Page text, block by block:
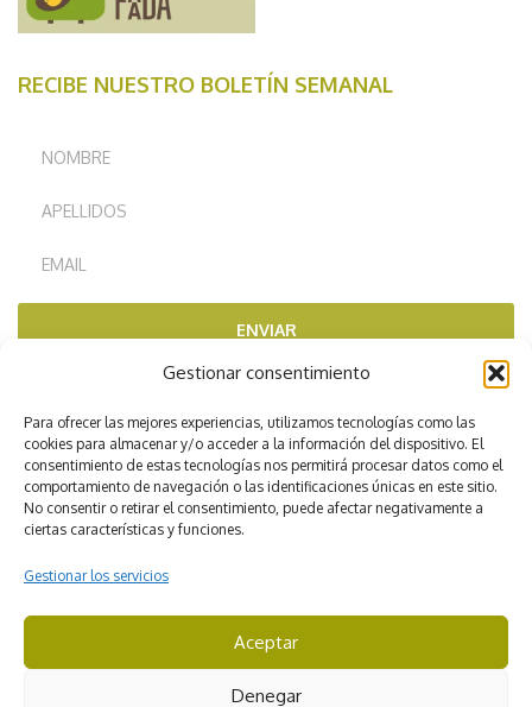
Gestionar consentimiento
Para ofrecer las mejores experiencias, utilizamos tecnologías como las
cookies para almacenar y/o acceder a la información del dispositivo. El
consentimiento de estas tecnologías nos permitirá procesar datos como el
comportamiento de navegación o las identificaciones únicas en este sitio.
No consentir o retirar el consentimiento, puede afectar negativamente a
ciertas características y funciones.
Gestionar los servicios
Aceptar
Denegar
RECIBE NUESTRO BOLETÍN SEMANAL
ENVIAR
CICMA 3422